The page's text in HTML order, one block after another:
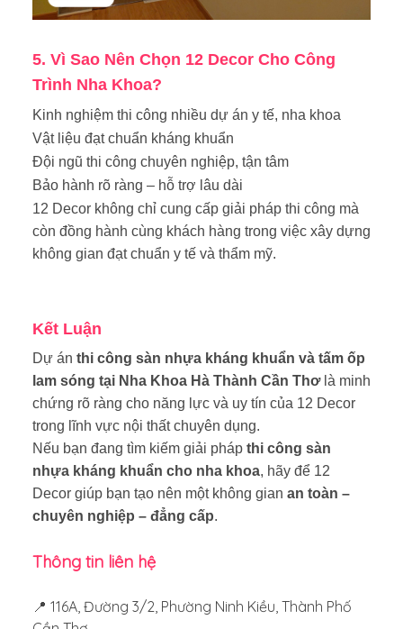
5. Vì Sao Nên Chọn 12 Decor Cho Công
Trình Nha Khoa?
Kinh nghiệm thi công nhiều dự án y tế, nha khoa
Vật liệu đạt chuẩn kháng khuẩn
Đội ngũ thi công chuyên nghiệp, tận tâm
Bảo hành rõ ràng – hỗ trợ lâu dài
12 Decor không chỉ cung cấp giải pháp thi công mà
còn đồng hành cùng khách hàng trong việc xây dựng
không gian đạt chuẩn y tế và thẩm mỹ.
Kết Luận
Dự án thi công sàn nhựa kháng khuẩn và tấm ốp
lam sóng tại Nha Khoa Hà Thành Cần Thơlà minh
chứng rõ ràng cho năng lực và uy tín của 12 Decor
trong lĩnh vực nội thất chuyên dụng.
Nếu bạn đang tìm kiếm giải pháp thi công sàn
nhựa kháng khuẩn cho nha khoa, hãy để 12
Decor giúp bạn tạo nên một không gian an toàn –
chuyên nghiệp – đẳng cấp.
Thông tin liên hệ
📍 116A, Đường 3/2, Phường Ninh Kiều, Thành Phố